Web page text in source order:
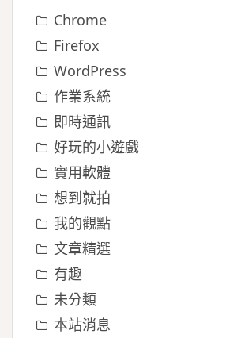
Chrome
Firefox
WordPress
作業系統
即時通訊
好玩的小遊戲
實用軟體
想到就拍
我的觀點
文章精選
有趣
未分類
本站消息